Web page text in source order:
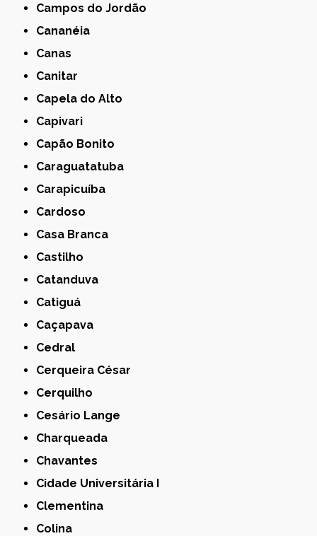
Campos do Jordão
Cananéia
Canas
Canitar
Capela do Alto
Capivari
Capão Bonito
Caraguatatuba
Carapicuíba
Cardoso
Casa Branca
Castilho
Catanduva
Catiguá
Caçapava
Cedral
Cerqueira César
Cerquilho
Cesário Lange
Charqueada
Chavantes
Cidade Universitária I
Clementina
Colina